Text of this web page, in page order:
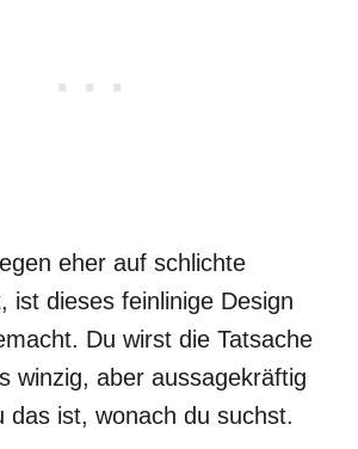
eher auf schlichte
ist dieses feinlinige Design
Du wirst die Tatsache
winzig, aber aussagekräftig
das ist, wonach du suchst.